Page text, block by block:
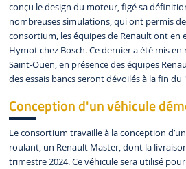
conçu le design du moteur, figé sa
nombreuses simulations, qui ont permis
consortium, les équipes de Renault ont en
Hymot chez Bosch. Ce dernier a été mis en
Saint-Ouen, en présence des équipes
des essais bancs seront dévoilés à la fin du
Conception d'un véhicule
Le consortium travaille à la conception
roulant, un Renault Master, dont la
trimestre 2024. Ce véhicule sera utilisé